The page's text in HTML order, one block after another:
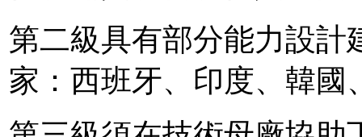
第二級具有部分能力設計
家：西班牙、印度、韓國